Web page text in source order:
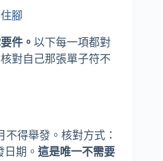
腳
件。 以下每一項都對
對自己那張單子符不
得舉發。核對方式：
期。 這是唯一不需要